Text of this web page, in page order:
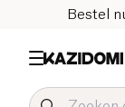
Bestel